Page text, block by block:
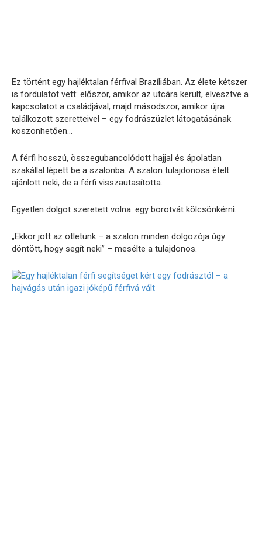
Ez történt egy hajléktalan férfival Brazíliában. Az élete kétszer
is fordulatot vett: először, amikor az utcára került, elvesztve a
kapcsolatot a családjával, majd másodszor, amikor újra
találkozott szeretteivel – egy fodrászüzlet látogatásának
köszönhetően…
A férfi hosszú, összegubancolódott hajjal és ápolatlan
szakállal lépett be a szalonba. A szalon tulajdonosa ételt
ajánlott neki, de a férfi visszautasította.
Egyetlen dolgot szeretett volna: egy borotvát kölcsönkérni.
„Ekkor jött az ötletünk – a szalon minden dolgozója úgy
döntött, hogy segít neki” – mesélte a tulajdonos.